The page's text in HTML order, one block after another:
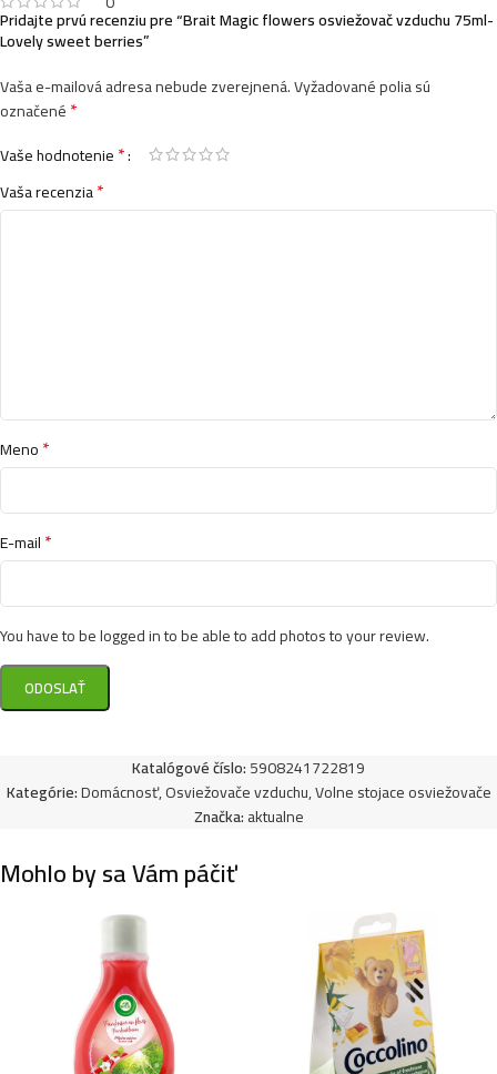
Pridajte prvú recenziu pre “Brait Magic flowers osviežovač vzduchu 75ml-
Lovely sweet berries”
Vaša e-mailová adresa nebude zverejnená.Vyžadované polia sú
označené*
Vaše hodnotenie*
Vaša recenzia*
Meno*
E-mail*
You have to be logged in to be able to add photos to your review.
Katalógové číslo:5908241722819
Kategórie:Domácnosť,Osviežovače vzduchu,Volne stojace osviežovače
Značka:aktualne
Mohlo by sa Vám páčiť